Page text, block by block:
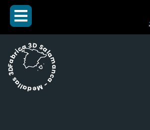
Fabrica 3D Salamanca - Medallas 3D -